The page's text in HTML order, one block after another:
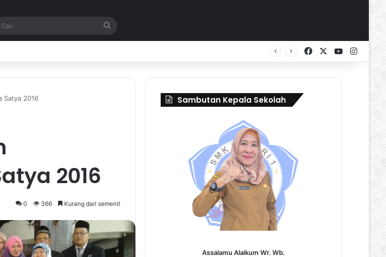
skin Cari
Negeri 1 Banjarmasin Borong Prestasi di Festival Borneo Marching Day 2026 FacebookYouTube
Satya 2016
2016
0 366 Kurang dari semenit
Sambutan Kepala Sekolah
Assalamu Alaikum Wr. Wb.